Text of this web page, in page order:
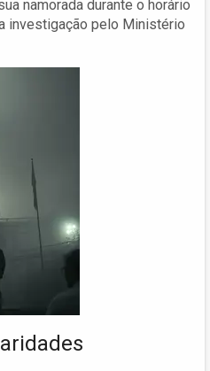
namorada durante o horário
investigação pelo Ministério